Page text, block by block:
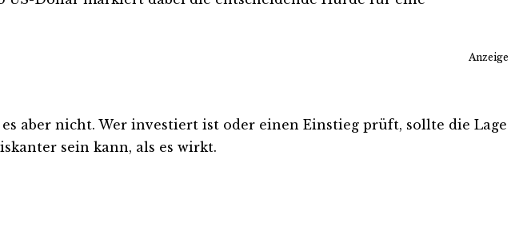
Anzeige
aber nicht. Wer investiert ist oder einen Einstieg prüft, sollte die Lage
sein kann, als es wirkt.